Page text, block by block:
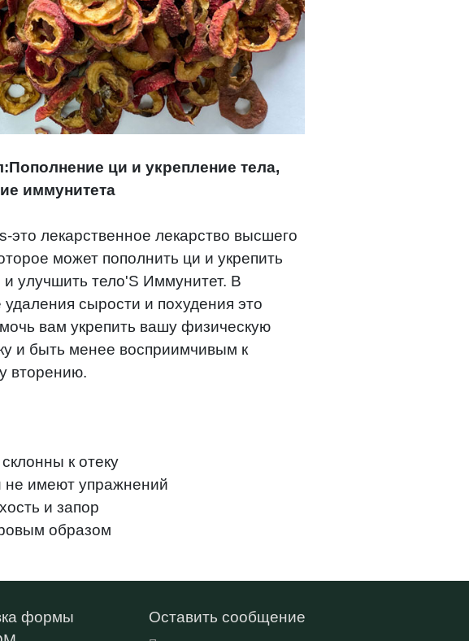
ци и укрепление тела,
иммунитета
это лекарственное лекарство высшего
может пополнить ци и укрепить
и улучшить тело'S Иммунитет. В
удаления сырости и похудения это
вам укрепить вашу физическую
и быть менее восприимчивым к
вторению.
к отеку
не имеют упражнений
и запор
образом
формы
Оставить сообщение